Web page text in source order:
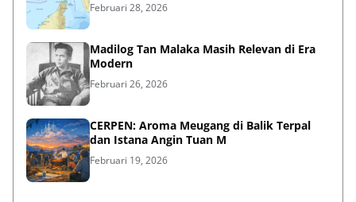
Februari 28, 2026
Madilog Tan Malaka Masih Relevan di Era
Modern
Februari 26, 2026
CERPEN: Aroma Meugang di Balik Terpal
dan Istana Angin Tuan M
Februari 19, 2026